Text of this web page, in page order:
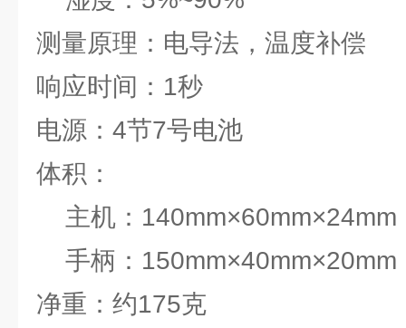
测量原理：电导法，温度补偿
响应时间：1秒
电源：4节7号电池
体积：
主机：140mm×60mm×24mm
手柄：150mm×40mm×20mm
净重：约175克